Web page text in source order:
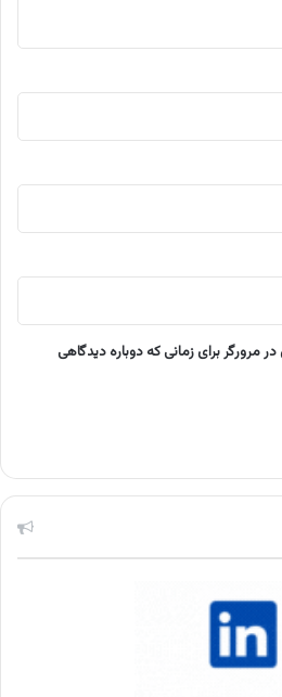
مرورگر برای زمانی که دوباره دیدگاهی